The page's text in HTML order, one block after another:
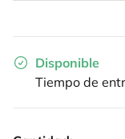
Disponible
Tiempo de